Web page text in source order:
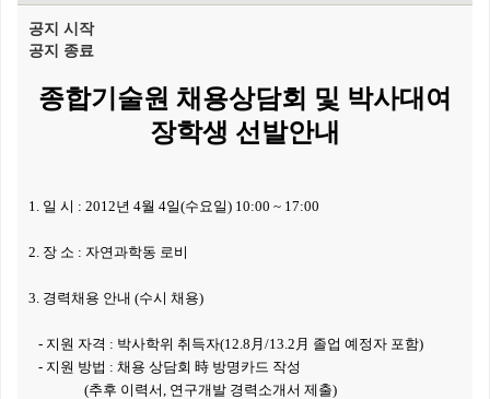
공지 시작
공지 종료
종합기술원 채용상담회 및 박사대여
장학생 선발안내
1. 일 시 : 2012년 4월 4일(수요일) 10:00 ~ 17:00
2. 장 소 : 자연과학동 로비
3. 경력채용 안내 (수시 채용)
- 지원 자격 : 박사학위 취득자(12.8 月/13.2 月 졸업 예정자 포함)
- 지원 방법 : 채용 상담회 時 방명카드 작성
(추후 이력서, 연구개발 경력소개서 제출)